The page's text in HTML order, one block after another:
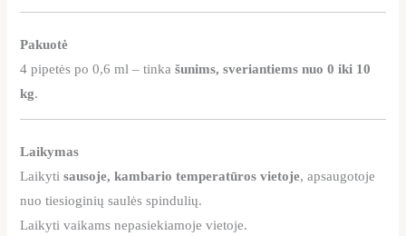
Pakuotė
4 pipetės po 0,6 ml – tinkašunims, sveriantiems nuo 0 iki 10
kg.
Laikymas
Laikytisausoje, kambario temperatūros vietoje, apsaugotoje
nuo tiesioginių saulės spindulių.
Laikyti vaikams nepasiekiamoje vietoje.